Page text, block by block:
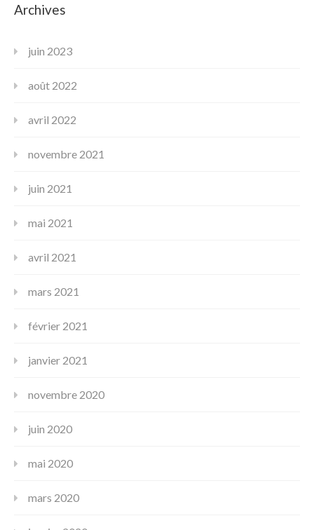
Archives
juin 2023
août 2022
avril 2022
novembre 2021
juin 2021
mai 2021
avril 2021
mars 2021
février 2021
janvier 2021
novembre 2020
juin 2020
mai 2020
mars 2020